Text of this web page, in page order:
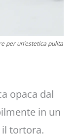
per un’estetica pulita
opaca dal
in un
tortora.